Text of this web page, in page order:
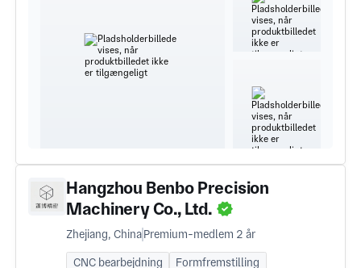
Hangzhou Benbo Precision
Machinery Co., Ltd.
Zhejiang, ChinaPremium-medlem 2 år
CNC bearbejdning
Formfremstilling